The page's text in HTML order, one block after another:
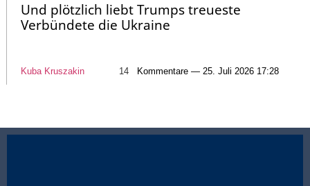
Und plötzlich liebt Trumps treueste
Verbündete die Ukraine
Kuba Kruszakin 14 Kommentare — 25. Juli 2026 17:28